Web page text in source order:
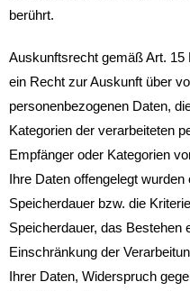
berührt.
Auskunftsrecht gemäß Art.
ein Recht zur Auskunft über
personenbezogenen Daten,
Kategorien der verarbeiteten
Empfänger oder Kategorien
Ihre Daten offengelegt
Speicherdauer bzw. die
Speicherdauer, das Bestehen
Einschränkung der
Ihrer Daten, Widerspruch